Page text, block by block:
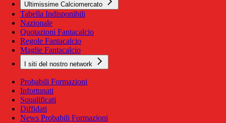
Ultimissime Calciomercato
Tabella Indisponibili
Nazionale
Quotazioni Fantacalcio
Regole Fantacalcio
Maglie Fantacalcio
I siti del nostro network
Probabili Formazioni
Infortunati
Squalificati
Diffidati
News Probabili Formazioni